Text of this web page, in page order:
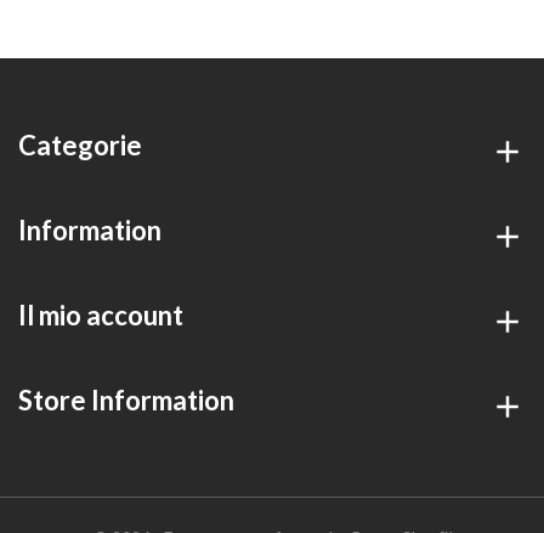
Categorie
Information
Il mio account
Store Information